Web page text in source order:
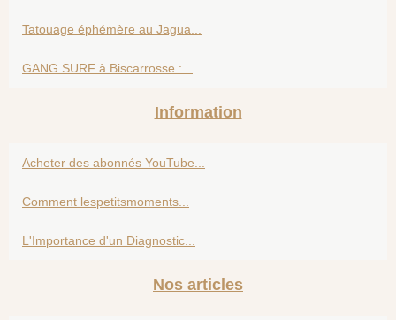
Tatouage éphémère au Jagua...
GANG SURF à Biscarrosse :...
Information
Acheter des abonnés YouTube...
Comment lespetitsmoments...
L'Importance d'un Diagnostic...
Nos articles